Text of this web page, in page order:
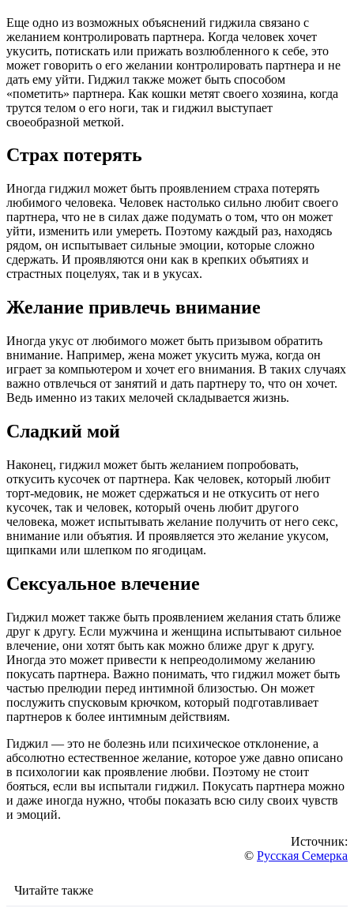
Еще одно из возможных объяснений гиджила связано с
желанием контролировать партнера. Когда человек хочет
укусить, потискать или прижать возлюбленного к себе, это
может говорить о его желании контролировать партнера и не
дать ему уйти. Гиджил также может быть способом
«пометить» партнера. Как кошки метят своего хозяина, когда
трутся телом о его ноги, так и гиджил выступает
своеобразной меткой.
Страх потерять
Иногда гиджил может быть проявлением страха потерять
любимого человека. Человек настолько сильно любит своего
партнера, что не в силах даже подумать о том, что он может
уйти, изменить или умереть. Поэтому каждый раз, находясь
рядом, он испытывает сильные эмоции, которые сложно
сдержать. И проявляются они как в крепких объятиях и
страстных поцелуях, так и в укусах.
Желание привлечь внимание
Иногда укус от любимого может быть призывом обратить
внимание. Например, жена может укусить мужа, когда он
играет за компьютером и хочет его внимания. В таких случаях
важно отвлечься от занятий и дать партнеру то, что он хочет.
Ведь именно из таких мелочей складывается жизнь.
Сладкий мой
Наконец, гиджил может быть желанием попробовать,
откусить кусочек от партнера. Как человек, который любит
торт-медовик, не может сдержаться и не откусить от него
кусочек, так и человек, который очень любит другого
человека, может испытывать желание получить от него секс,
внимание или объятия. И проявляется это желание укусом,
щипками или шлепком по ягодицам.
Сексуальное влечение
Гиджил может также быть проявлением желания стать ближе
друг к другу. Если мужчина и женщина испытывают сильное
влечение, они хотят быть как можно ближе друг к другу.
Иногда это может привести к непреодолимому желанию
покусать партнера. Важно понимать, что гиджил может быть
частью прелюдии перед интимной близостью. Он может
послужить спусковым крючком, который подготавливает
партнеров к более интимным действиям.
Гиджил — это не болезнь или психическое отклонение, а
абсолютно естественное желание, которое уже давно описано
в психологии как проявление любви. Поэтому не стоит
бояться, если вы испытали гиджил. Покусать партнера можно
и даже иногда нужно, чтобы показать всю силу своих чувств
и эмоций.
Источник:
© Русская Семерка
Читайте также